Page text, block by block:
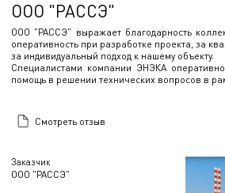
Заказчик
ООО "РАССЭ"
ООО "РАССЭ"
ООО "РАССЭ" выражает благодарность
оперативность при разработке проекта, за
за индивидуальный подход к нашему объекту.
Специалистами компании ЭНЭКА
помощь в решении технических вопросов в
Смотреть отзыв